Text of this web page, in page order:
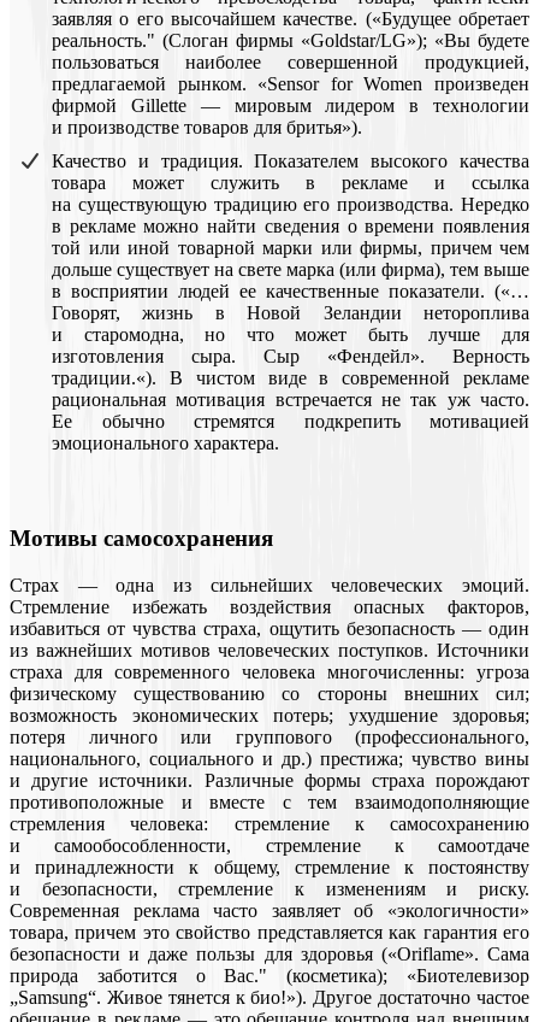
заявляя о его высочайшем качестве. («Будущее обретает
реальность." (Слоган фирмы «Goldstar/LG»); «Вы будете
пользоваться наиболее совершенной продукцией,
предлагаемой рынком. «Sensor for Women произведен
фирмой Gillette — мировым лидером в технологии
и производстве товаров для бритья»).
Качество и традиция. Показателем высокого качества
товара может служить в рекламе и ссылка
на существующую традицию его производства. Нередко
в рекламе можно найти сведения о времени появления
той или иной товарной марки или фирмы, причем чем
дольше существует на свете марка (или фирма), тем выше
в восприятии людей ее качественные показатели. («…
Говорят, жизнь в Новой Зеландии нетороплива
и старомодна, но что может быть лучше для
изготовления сыра. Сыр «Фендейл». Верность
традиции.«). В чистом виде в современной рекламе
рациональная мотивация встречается не так уж часто.
Ее обычно стремятся подкрепить мотивацией
эмоционального характера.
Мотивы самосохранения
Страх — одна из сильнейших человеческих эмоций.
Стремление избежать воздействия опасных факторов,
избавиться от чувства страха, ощутить безопасность — один
из важнейших мотивов человеческих поступков. Источники
страха для современного человека многочисленны: угроза
физическому существованию со стороны внешних сил;
возможность экономических потерь; ухудшение здоровья;
потеря личного или группового (профессионального,
национального, социального и др.) престижа; чувство вины
и другие источники. Различные формы страха порождают
противоположные и вместе с тем взаимодополняющие
стремления человека: стремление к самосохранению
и самообособленности, стремление к самоотдаче
и принадлежности к общему, стремление к постоянству
и безопасности, стремление к изменениям и риску.
Современная реклама часто заявляет об «экологичности»
товара, причем это свойство представляется как гарантия его
безопасности и даже пользы для здоровья («Oriflame». Сама
природа заботится о Вас." (косметика); «Биотелевизор
„Samsung“. Живое тянется к био!»). Другое достаточно частое